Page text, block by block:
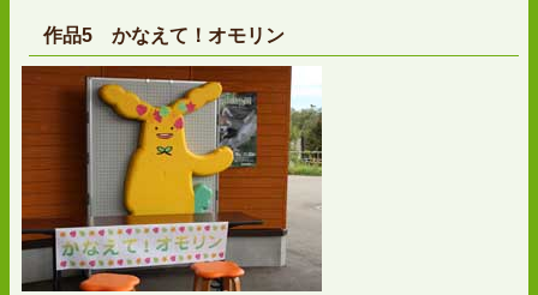
作品5 かなえて！オモリン